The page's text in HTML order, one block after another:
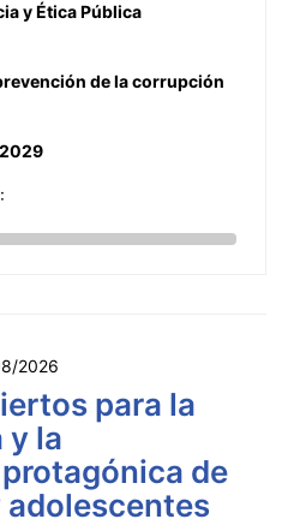
y Ética Pública
de la corrupción
2026
para la
y la
de
adolescentes